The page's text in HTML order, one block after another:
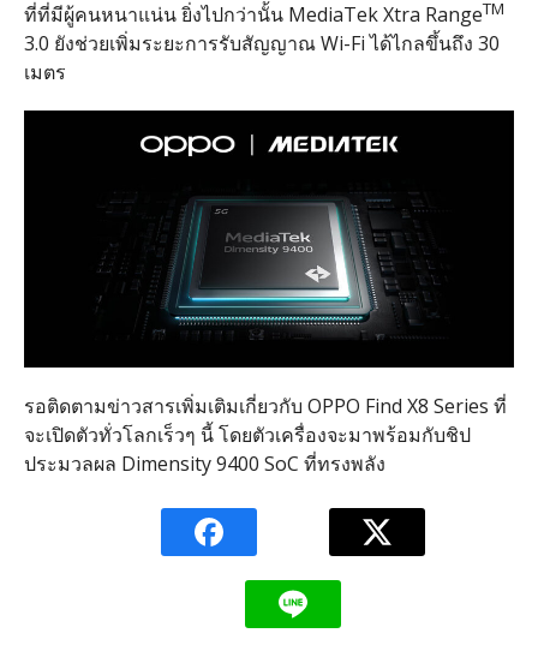
ที่ที่มีผู้คนหนาแน่น ยิ่งไปกว่านั้นMediaTek Xtra RangeTM
3.0 ยังช่วยเพิ่มระยะการรับสัญญาณWi-Fiได้ไกลขึ้นถึง 30
เมตร
รอติดตามข่าวสารเพิ่มเติมเกี่ยวกับ OPPO Find X8 Series ที่
จะเปิดตัวทั่วโลกเร็วๆ นี้ โดยตัวเครื่องจะมาพร้อมกับชิป
ประมวลผล Dimensity 9400 SoC ที่ทรงพลัง